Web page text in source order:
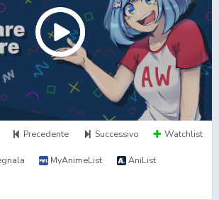
Precedente Successivo Watchlist
MyAnimeList AniList